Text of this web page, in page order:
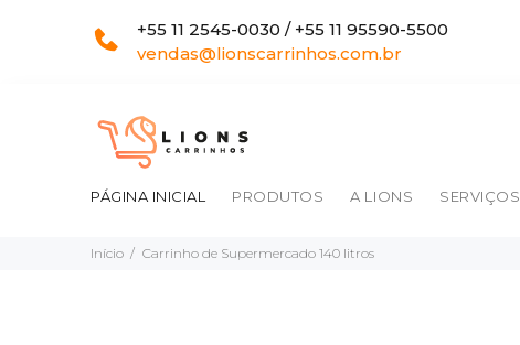
+55 11 2545-0030 / +55 11 95590-5500
vendas@lionscarrinhos.com.br
PÁGINA INICIAL PRODUTOS A LIONS SERVIÇOS
Início Carrinho de Supermercado 140 litros